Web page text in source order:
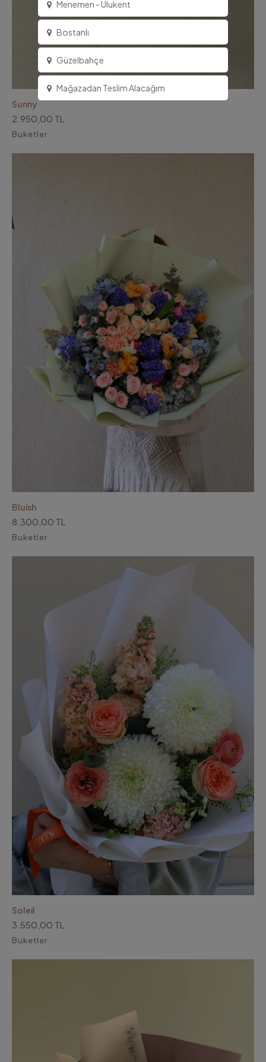
Menemen - Ulukent
Bostanlı
Güzelbahçe
Mağazadan Teslim Alacağım
Sunny
2.950,00 TL
Buketler
Bluish
8.300,00 TL
Buketler
Soleil
3.550,00 TL
Buketler